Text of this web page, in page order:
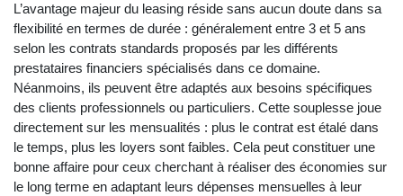
L’avantage majeur du leasing réside sans aucun doute dans sa
flexibilité en termes de durée : généralement entre 3 et 5 ans
selon les contrats standards proposés par les différents
prestataires financiers spécialisés dans ce domaine.
Néanmoins, ils peuvent être adaptés aux besoins spécifiques
des clients professionnels ou particuliers. Cette souplesse joue
directement sur les mensualités : plus le contrat est étalé dans
le temps, plus les loyers sont faibles. Cela peut constituer une
bonne affaire pour ceux cherchant à réaliser des économies sur
le long terme en adaptant leurs dépenses mensuelles à leur